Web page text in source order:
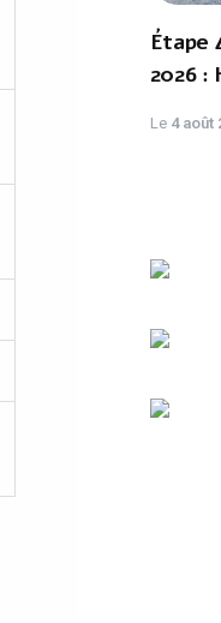
Étape
2026
Le 4 août